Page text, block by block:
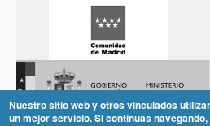
Nuestro sitio web y otros vinculados
un mejor servicio. Si continuas